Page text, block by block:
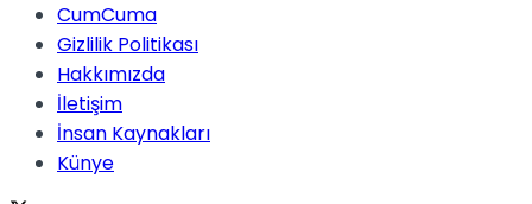
CumCuma
Gizlilik Politikası
Hakkımızda
İletişim
İnsan Kaynakları
Künye